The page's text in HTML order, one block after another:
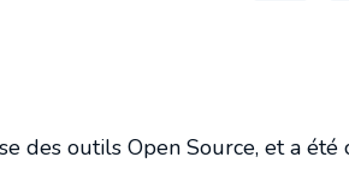
des outils Open Source, et a été